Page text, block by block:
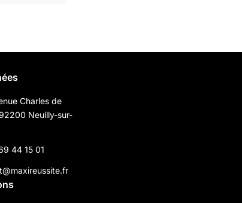
Charles de
Neuilly-sur-
44 15 01